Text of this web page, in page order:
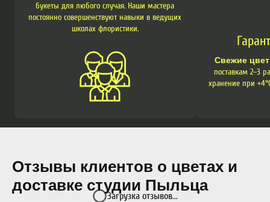
букеты для любого случая. Наши мастера
постоянно совершенствуют навыки в ведущих
школах флористики.
Свежие
поставкам 2–3
хранение при
Отзывы клиентов о цветах и
доставке студии Пыльца
Загрузка отзывов...